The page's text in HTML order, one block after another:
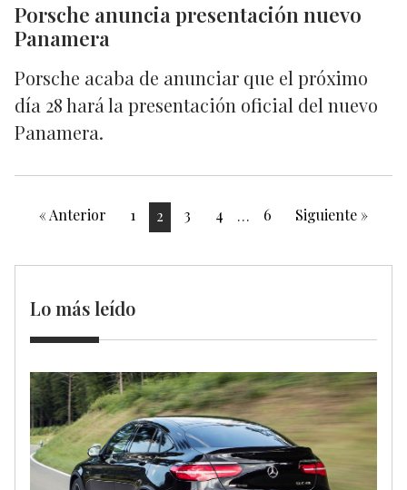
Porsche anuncia presentación nuevo
Panamera
Porsche acaba de anunciar que el próximo
día 28 hará la presentación oficial del nuevo
Panamera.
« Anterior 1 2 3 4 … 6 Siguiente »
Lo más leído